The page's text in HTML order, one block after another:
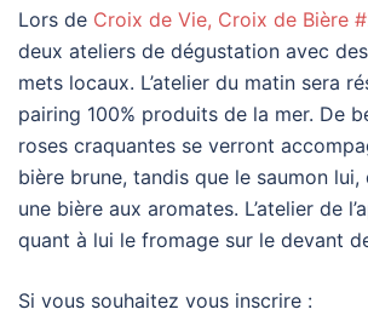
Lors de Croix de Vie, Croix de Bière
deux ateliers de dégustation avec
mets locaux. L’atelier du matin sera
pairing 100% produits de la mer. De
roses craquantes se verront
bière brune, tandis que le saumon lui,
une bière aux aromates. L’atelier de
quant à lui le fromage sur le devant
Si vous souhaitez vous inscrire :